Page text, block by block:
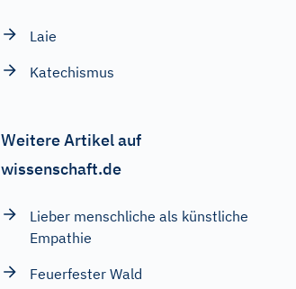
Laie
Katechismus
Weitere Artikel auf
wissenschaft.de
Lieber menschliche als künstliche
Empathie
Feuerfester Wald